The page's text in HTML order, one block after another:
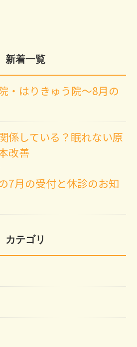
新着一覧
・はりきゅう院～8月の
係している？眠れない原
改善
7月の受付と休診のお知
カテゴリ